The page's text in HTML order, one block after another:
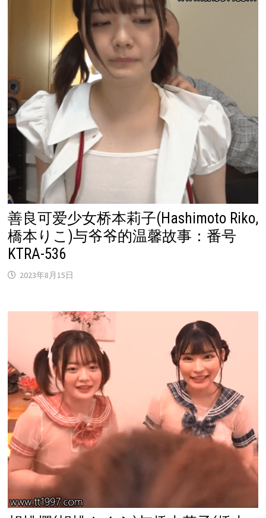
善良可爱少女桥本莉子(Hashimoto Riko,
橋本りこ)与爷爷的温馨故事：番号
KTRA-536
2023年8月15日